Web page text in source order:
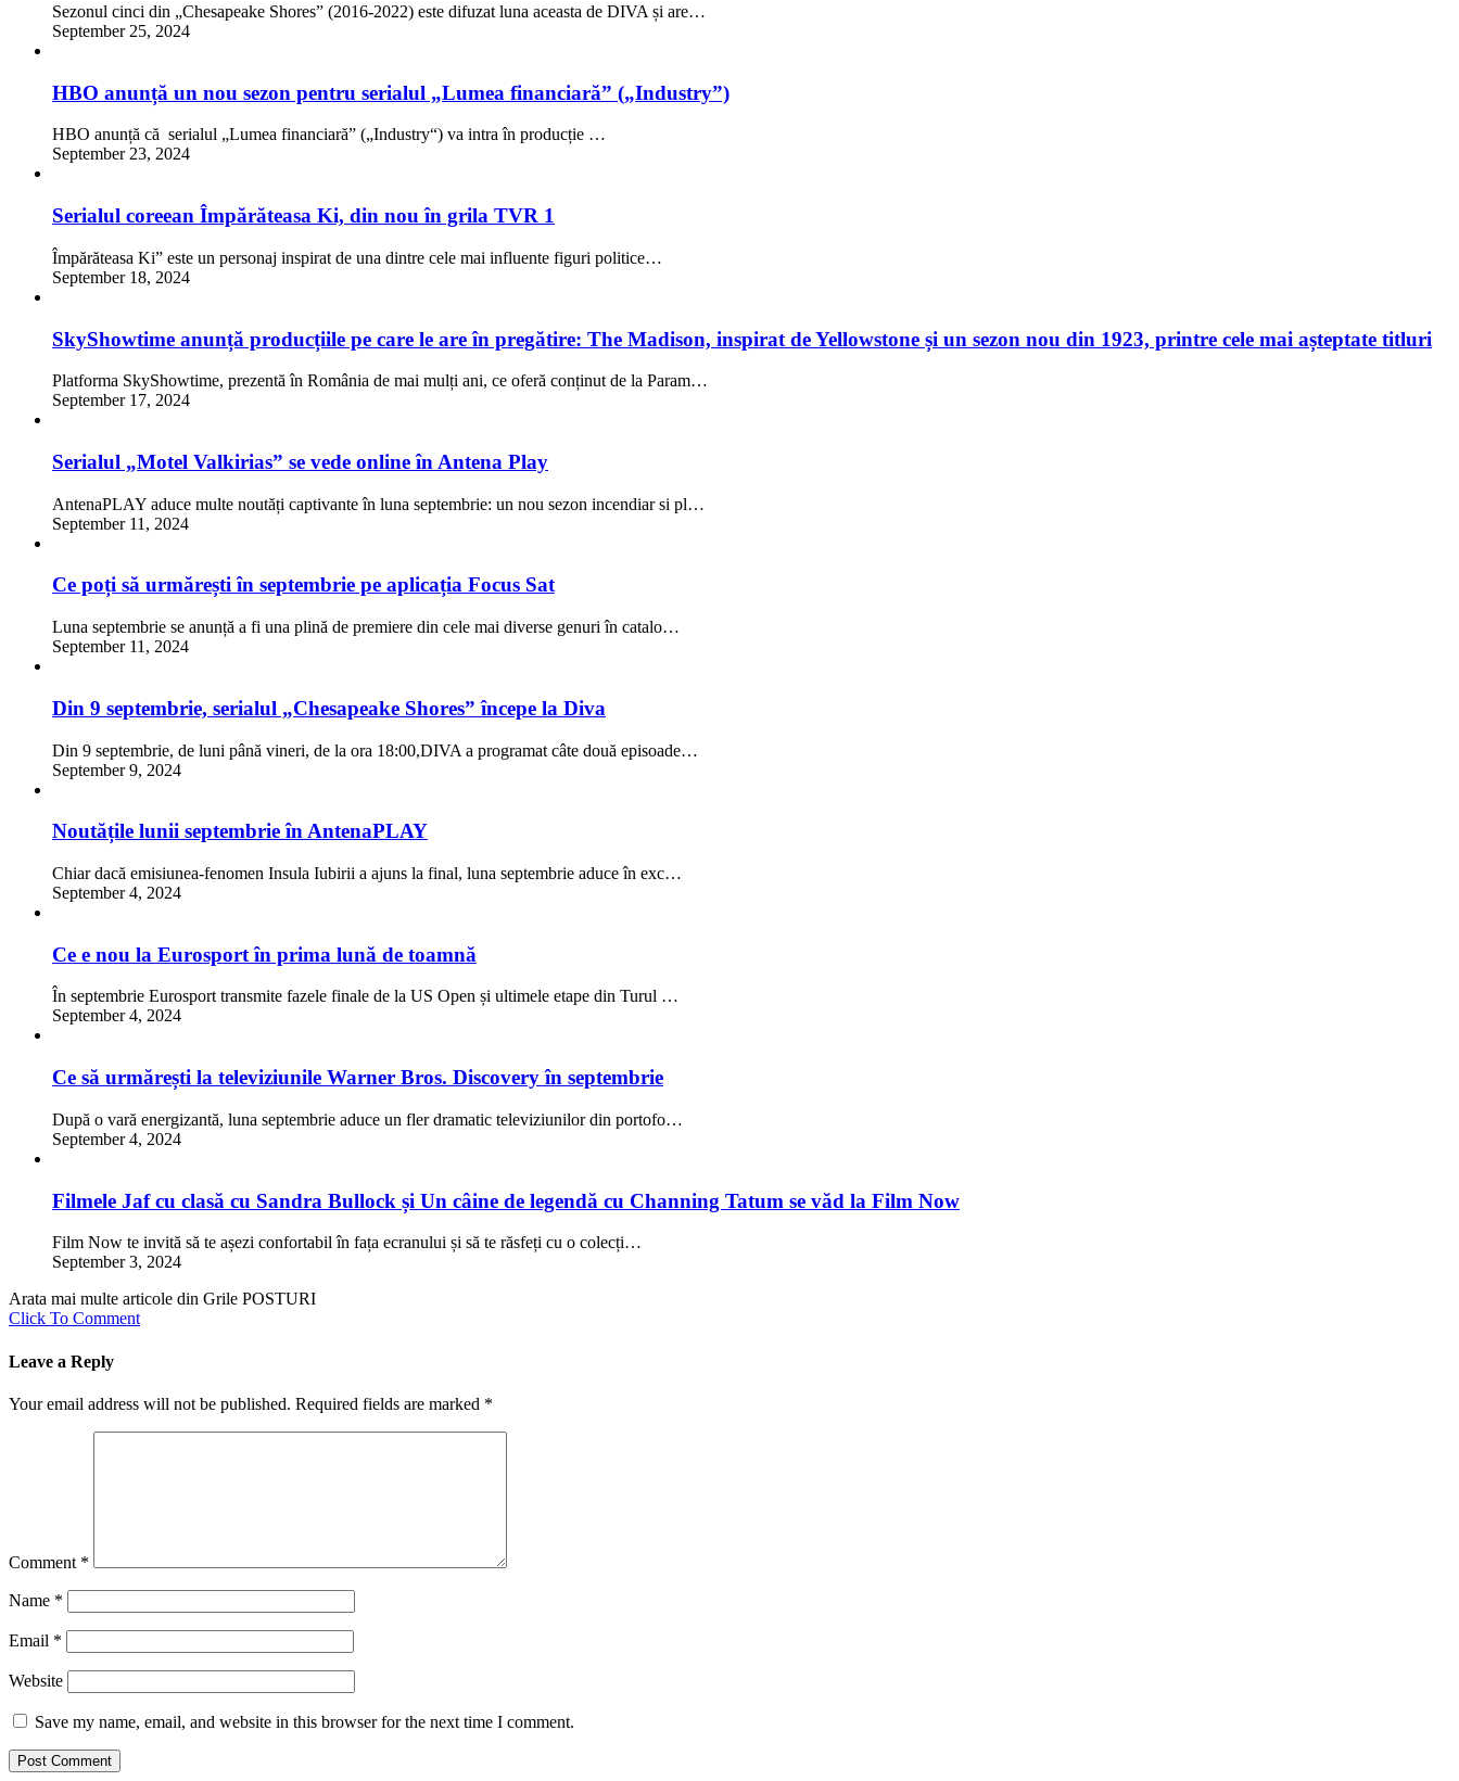
Sezonul cinci din „Chesapeake Shores” (2016-2022) este difuzat luna aceasta de DIVA și are…
September 25, 2024
HBO anunță un nou sezon pentru serialul „Lumea financiară” („Industry”)
HBO anunță că serialul „Lumea financiară” („Industry“) va intra în producție …
September 23, 2024
Serialul coreean Împărăteasa Ki, din nou în grila TVR 1
Împărăteasa Ki” este un personaj inspirat de una dintre cele mai influente figuri politice…
September 18, 2024
SkyShowtime anunță producțiile pe care le are în pregătire: The Madison, inspirat de Yellowstone și un sezon nou din 1923, printre cele mai așteptate titluri
Platforma SkyShowtime, prezentă în România de mai mulți ani, ce oferă conținut de la Param…
September 17, 2024
Serialul „Motel Valkirias” se vede online în Antena Play
AntenaPLAY aduce multe noutăți captivante în luna septembrie: un nou sezon incendiar si pl…
September 11, 2024
Ce poți să urmărești în septembrie pe aplicația Focus Sat
Luna septembrie se anunță a fi una plină de premiere din cele mai diverse genuri în catalo…
September 11, 2024
Din 9 septembrie, serialul „Chesapeake Shores” începe la Diva
Din 9 septembrie, de luni până vineri, de la ora 18:00,DIVA a programat câte două episoade…
September 9, 2024
Noutățile lunii septembrie în AntenaPLAY
Chiar dacă emisiunea-fenomen Insula Iubirii a ajuns la final, luna septembrie aduce în exc…
September 4, 2024
Ce e nou la Eurosport în prima lună de toamnă
În septembrie Eurosport transmite fazele finale de la US Open și ultimele etape din Turul …
September 4, 2024
Ce să urmărești la televiziunile Warner Bros. Discovery în septembrie
După o vară energizantă, luna septembrie aduce un fler dramatic televiziunilor din portofo…
September 4, 2024
Filmele Jaf cu clasă cu Sandra Bullock și Un câine de legendă cu Channing Tatum se văd la Film Now
Film Now te invită să te așezi confortabil în fața ecranului și să te răsfeți cu o colecți…
September 3, 2024
Arata mai multe articole din Grile POSTURI
Click To Comment
Leave a Reply
Your email address will not be published. Required fields are marked *
Comment *
Name *
Email *
Website
Save my name, email, and website in this browser for the next time I comment.